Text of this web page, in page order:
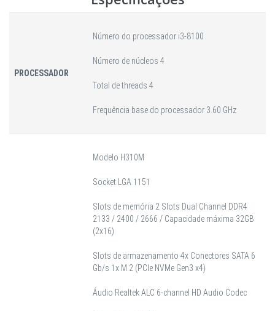
PROCESSADOR
Número do processador i3-8100
Número de núcleos 4
Total de threads 4
Frequência base do processador 3.60 GHz
Modelo H310M
Socket LGA 1151
Slots de memória 2 Slots Dual Channel DDR4
2133 / 2400 / 2666 / Capacidade máxima 32GB
(2x16)
Slots de armazenamento 4x Conectores SATA 6
Gb/s 1x M.2 (PCIe NVMe Gen3 x4)
Áudio Realtek ALC 6-channel HD Audio Codec